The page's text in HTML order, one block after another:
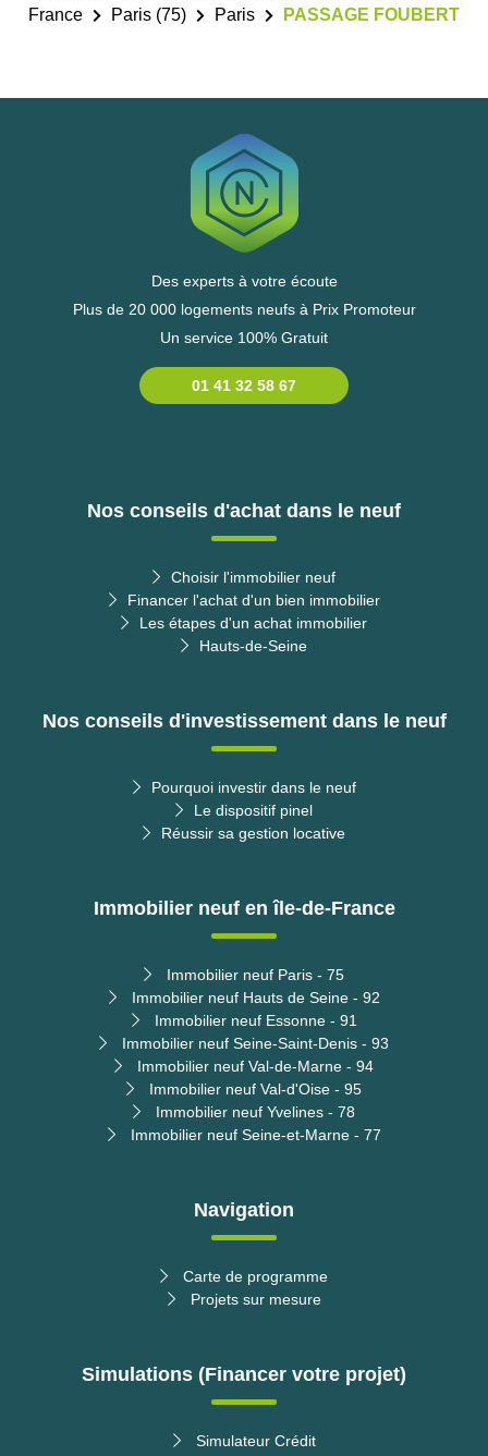
France
Paris (75) Paris PASSAGE FOUBERT
Des experts à votre écoute
Plus de 20 000 logements neufs à Prix Promoteur
Un service 100% Gratuit
01 41 32 58 67
Nos conseils d'achat dans le neuf
Choisir l'immobilier neuf
Financer l'achat d'un bien immobilier
Les étapes d'un achat immobilier
Hauts-de-Seine
Nos conseils d'investissement dans le neuf
Pourquoi investir dans le neuf
Le dispositif pinel
Réussir sa gestion locative
Immobilier neuf en île-de-France
Immobilier neuf Paris - 75
Immobilier neuf Hauts de Seine - 92
Immobilier neuf Essonne - 91
Immobilier neuf Seine-Saint-Denis - 93
Immobilier neuf Val-de-Marne - 94
Immobilier neuf Val-d'Oise - 95
Immobilier neuf Yvelines - 78
Immobilier neuf Seine-et-Marne - 77
Navigation
Carte de programme
Projets sur mesure
Simulations (Financer votre projet)
Simulateur Crédit